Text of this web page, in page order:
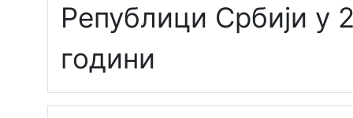
Републици Србији у
години